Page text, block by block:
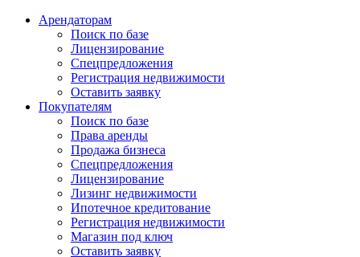
Арендаторам
Поиск по базе
Лицензирование
Спецпредложения
Регистрация недвижимости
Оставить заявку
Покупателям
Поиск по базе
Права аренды
Продажа бизнеса
Спецпредложения
Лицензирование
Лизинг недвижимости
Ипотечное кредитование
Регистрация недвижимости
Магазин под ключ
Оставить заявку